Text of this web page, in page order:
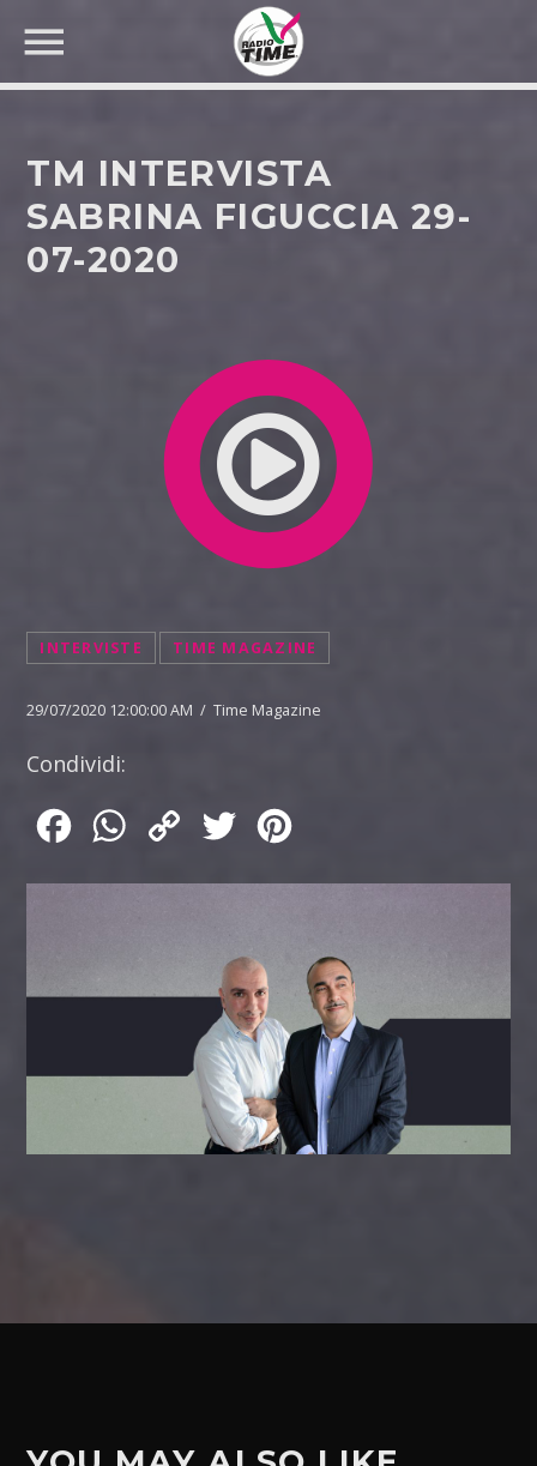
CERCA NEL SITO WEB:
TM INTERVISTA
SABRINA FIGUCCIA 29-
07-2020
INTERVISTE TIME MAGAZINE
29/07/2020 12:00:00 AM / Time Magazine
Condividi:
FacebookWhatsApp
Copy
Twitter